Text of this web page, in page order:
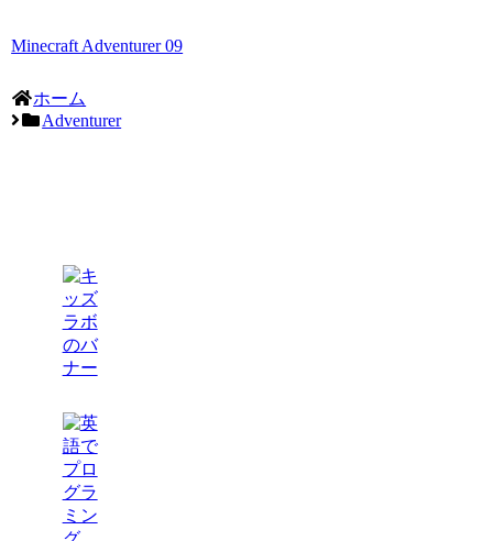
Minecraft Adventurer 09
ホーム
Adventurer